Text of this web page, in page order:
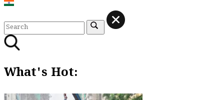
What's Hot: